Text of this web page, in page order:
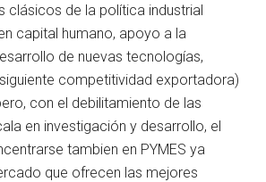
clásicos de la política industrial
capital humano, apoyo a la
de nuevas tecnologías,
competitividad exportadora)
con el debilitamiento de las
en investigación y desarrollo, el
tambien en PYMES ya
que ofrecen las mejores